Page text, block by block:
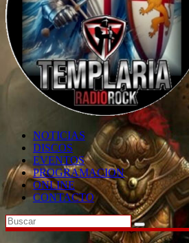
NOTICIAS
DISCOS
EVENTOS
PROGRAMACION
ONLINE
CONTACTO